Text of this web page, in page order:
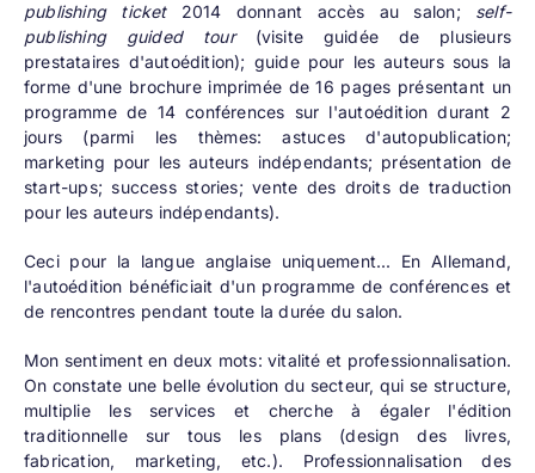
publishing ticket2014 donnant accès au salon; self-
publishing guided tour (visite guidée de plusieurs
prestataires d'autoédition); guide pour les auteurs sous la
forme d'une brochure imprimée de 16 pages présentant un
programme de 14 conférences sur l'autoédition durant 2
jours (parmi les thèmes: astuces d'autopublication;
marketing pour les auteurs indépendants; présentation de
start-ups; success stories; vente des droits de traduction
pour les auteurs indépendants).
Ceci pour la langue anglaise uniquement... En Allemand,
l'autoédition bénéficiait d'un programme de conférences et
de rencontres pendant toute la durée du salon.
Mon sentiment en deux mots: vitalité et professionnalisation.
On constate une belle évolution du secteur, qui se structure,
multiplie les services et cherche à égaler l'édition
traditionnelle sur tous les plans (design des livres,
fabrication, marketing, etc.). Professionnalisation des